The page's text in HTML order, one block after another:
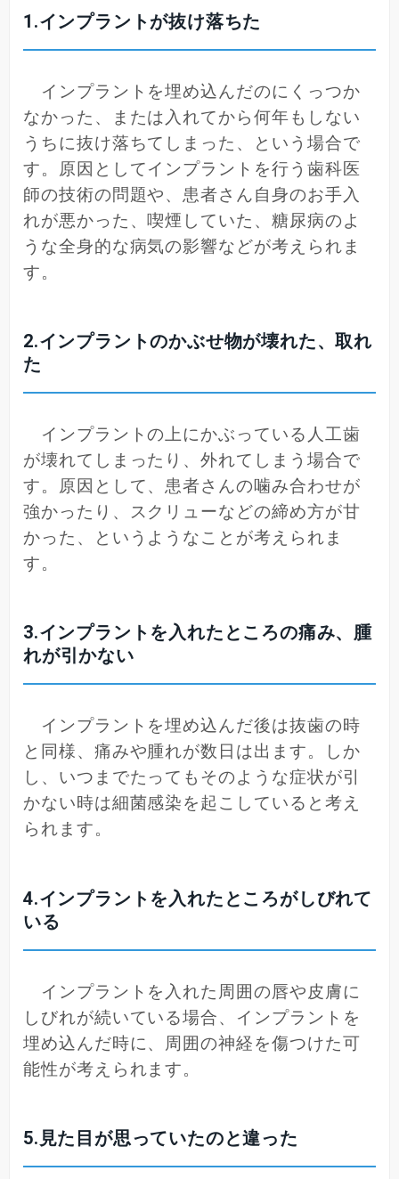
1.インプラントが抜け落ちた
インプラントを埋め込んだのにくっつか
なかった、または入れてから何年もしない
うちに抜け落ちてしまった、という場合で
す。原因としてインプラントを行う歯科医
師の技術の問題や、患者さん自身のお手入
れが悪かった、喫煙していた、糖尿病のよ
うな全身的な病気の影響などが考えられま
す。
2.インプラントのかぶせ物が壊れた、取れ
た
インプラントの上にかぶっている人工歯
が壊れてしまったり、外れてしまう場合で
す。原因として、患者さんの噛み合わせが
強かったり、スクリューなどの締め方が甘
かった、というようなことが考えられま
す。
3.インプラントを入れたところの痛み、腫
れが引かない
インプラントを埋め込んだ後は抜歯の時
と同様、痛みや腫れが数日は出ます。しか
し、いつまでたってもそのような症状が引
かない時は細菌感染を起こしていると考え
られます。
4.インプラントを入れたところがしびれて
いる
インプラントを入れた周囲の唇や皮膚に
しびれが続いている場合、インプラントを
埋め込んだ時に、周囲の神経を傷つけた可
能性が考えられます。
5.見た目が思っていたのと違った